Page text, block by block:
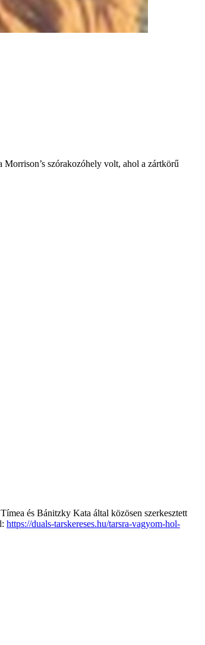
szórakozóhely volt, ahol a zártkörű
és Bánitzky Kata által közösen szerkesztett
https://duals-tarskereses.hu/tarsra-vagyom-hol-